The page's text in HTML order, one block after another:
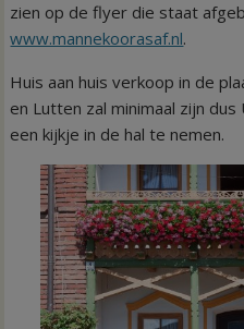
zien op de flyer die staat
www.mannekoorasaf.nl.
Huis aan huis verkoop in de
en Lutten zal minimaal zijn
een kijkje in de hal te nemen.